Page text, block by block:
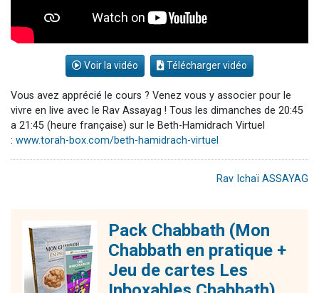
Voir la vidéo Télécharger vidéo
Vous avez apprécié le cours ? Venez vous y associer pour le
vivre en live avec le Rav Assayag ! Tous les dimanches de 20:45
a 21:45 (heure française) sur le Beth-Hamidrach Virtuel
: www.torah-box.com/beth-hamidrach-virtuel
Rav Ichaï ASSAYAG
Pack Chabbath (Mon
Chabbath en pratique +
Jeu de cartes Les